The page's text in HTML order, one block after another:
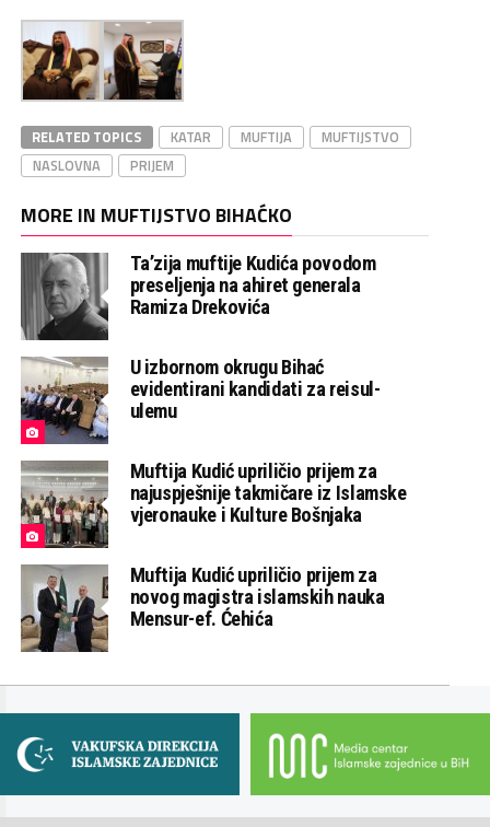
RELATED TOPICS KATAR MUFTIJA
MUFTIJSTVO
NASLOVNA
PRIJEM
MORE IN MUFTIJSTVO BIHAĆKO
Ta’zija muftije Kudića povodom
preseljenja na ahiret generala
Ramiza Drekovića
U izbornom okrugu Bihać
evidentirani kandidati za reisul-
ulemu
Muftija Kudić upriličio prijem za
najuspješnije takmičare iz Islamske
vjeronauke i Kulture Bošnjaka
Muftija Kudić upriličio prijem za
novog magistra islamskih nauka
Mensur-ef. Ćehića